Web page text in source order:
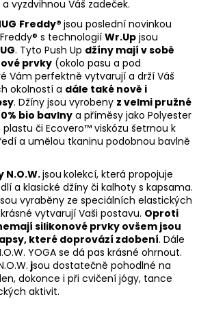
vyzdvihnou Váš zadeček.
Freddy® jsou poslední novinkou
s technologií Wr.Up jsou
. Tyto Push Up džíny mají v sobě
prvky (okolo pasu a pod
Vám perfektně vytvarují a drží Váš
okolností a dále také nově i
. Džíny jsou vyrobeny z velmi pružné
bio bavlny a příměsy jako Polyester
či Ecovero™ viskózu šetrnou k
a umělou tkaninu podobnou bavlně
N.O.W.jsou kolekcí, která propojuje
a klasické džíny či kalhoty s kapsama.
vyraběny ze speciálních elastických
vytvarují Vaši postavu. Oproti
silikonové prvky ovšem jsou
které doprovází zdobení. Dále
YOGA se dá pas krásné ohrnout.
jsou dostatečně pohodlné na
dokonce i při cvičení jógy, tance
aktivit.